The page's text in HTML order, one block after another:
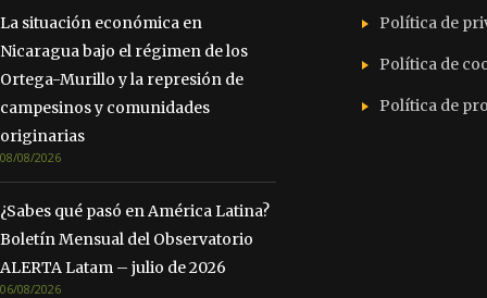
La situación económica en
Nicaragua bajo el régimen de los
Ortega-Murillo y la represión de
campesinos y comunidades
originarias
08/08/2026
¿Sabes qué pasó en América Latina?
Boletín Mensual del Observatorio
ALERTA Latam – julio de 2026
06/08/2026
Política de
Política de
Política de